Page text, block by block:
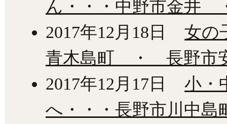
ん・・・中野市金井
2017年12月18日
女の
青木島町 ・ 長野市
2017年12月17日
小・
へ・・・長野市川中島